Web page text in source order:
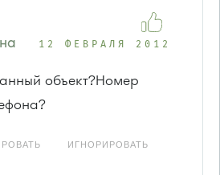
12 ФЕВРАЛЯ 2012
объект?Номер
ИГНОРИРОВАТЬ